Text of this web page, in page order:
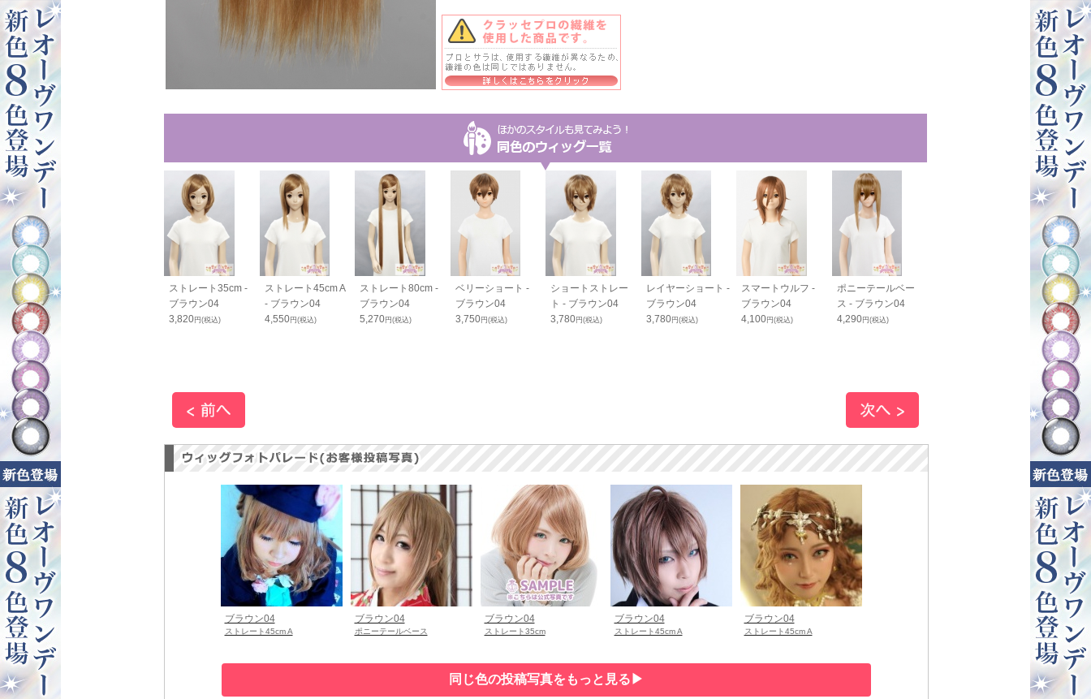
80cm - ブラ
円(税込)
ストレート35cm -
ブラウン04
3,820円(税込)
ストレート45cm A
- ブラウン04
4,550円(税込)
ストレート80cm -
ブラウン04
5,270円(税込)
ベリーショート -
ブラウン04
3,750円(税込)
ショートストレー
ト - ブラウン04
3,780円(税込)
レイヤーショート -
ブラウン04
3,780円(税込)
スマートウルフ -
ブラウン04
4,100円(税込)
ポニーテールベー
ス - ブラウン04
4,290円(税込)
PRO つむじ
- ブラウン04
980円(税込)
ブラウン04
ストレート45cm A
ブラウン04
ポニーテールベース
ブラウン04
ストレート35cm
ブラウン04
ストレート45cm A
ブラウン04
ストレート45cm A